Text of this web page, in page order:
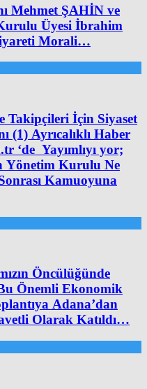
Mehmet ŞAHİN ve
Üyesi İbrahim
Morali…
İçin Siyaset
(1) Ayrıcalıklı Haber
‘de Yayımlıyı yor;
Yönetim Kurulu Ne
Kamuoyuna
Öncülüğünde
Önemli Ekonomik
Olarak Katıldı…